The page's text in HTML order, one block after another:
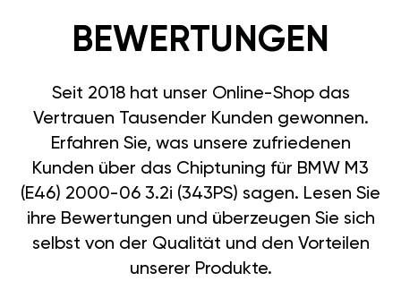
BEWERTUNGEN
Seit 2018 hat unser Online-Shop das
Vertrauen Tausender Kunden gewonnen.
Erfahren Sie, was unsere zufriedenen
Kunden über das Chiptuning für BMW M3
(E46) 2000-06 3.2i (343PS) sagen. Lesen Sie
ihre Bewertungen und überzeugen Sie sich
selbst von der Qualität und den Vorteilen
unserer Produkte.